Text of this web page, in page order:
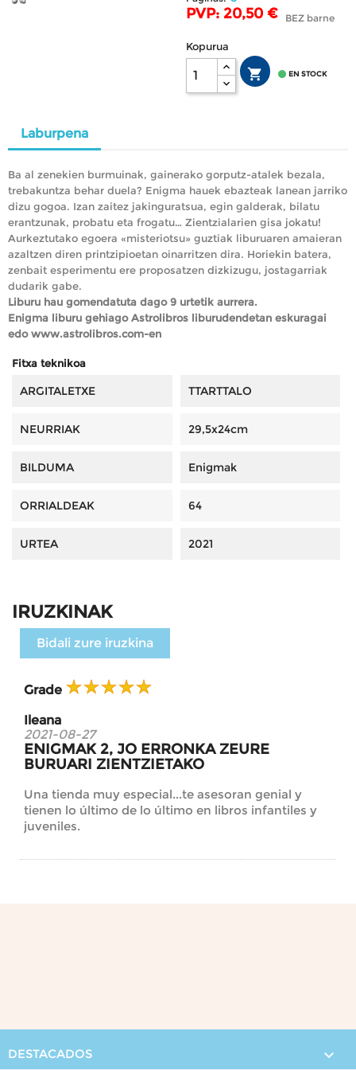
PVP: 20,50 € BEZ barne
Kopurua
  EN STOCK
Laburpena
Ba al zenekien burmuinak, gainerako gorputz-atalek bezala,
trebakuntza behar duela? Enigma hauek ebazteak lanean jarriko
dizu gogoa. Izan zaitez jakinguratsua, egin galderak, bilatu
erantzunak, probatu eta frogatu… Zientzialarien gisa jokatu!
Aurkeztutako egoera «misteriotsu» guztiak liburuaren amaieran
azaltzen diren printzipioetan oinarritzen dira. Horiekin batera,
zenbait esperimentu ere proposatzen dizkizugu, jostagarriak
dudarik gabe.
Liburu hau gomendatuta dago 9 urtetik aurrera.
Enigma liburu gehiago Astrolibros liburudendetan eskuragai
edo www.astrolibros.com-en
Fitxa teknikoa
ARGITALETXE TTARTTALO
NEURRIAK 29,5x24cm
BILDUMA Enigmak
ORRIALDEAK 64
URTEA 2021
IRUZKINAK
Bidali zure iruzkina
Grade
Ileana
2021-08-27
ENIGMAK 2, JO ERRONKA ZEURE
BURUARI ZIENTZIETAKO
Una tienda muy especial...te asesoran genial y
tienen lo último de lo último en libros infantiles y
juveniles.
DESTACADOS 